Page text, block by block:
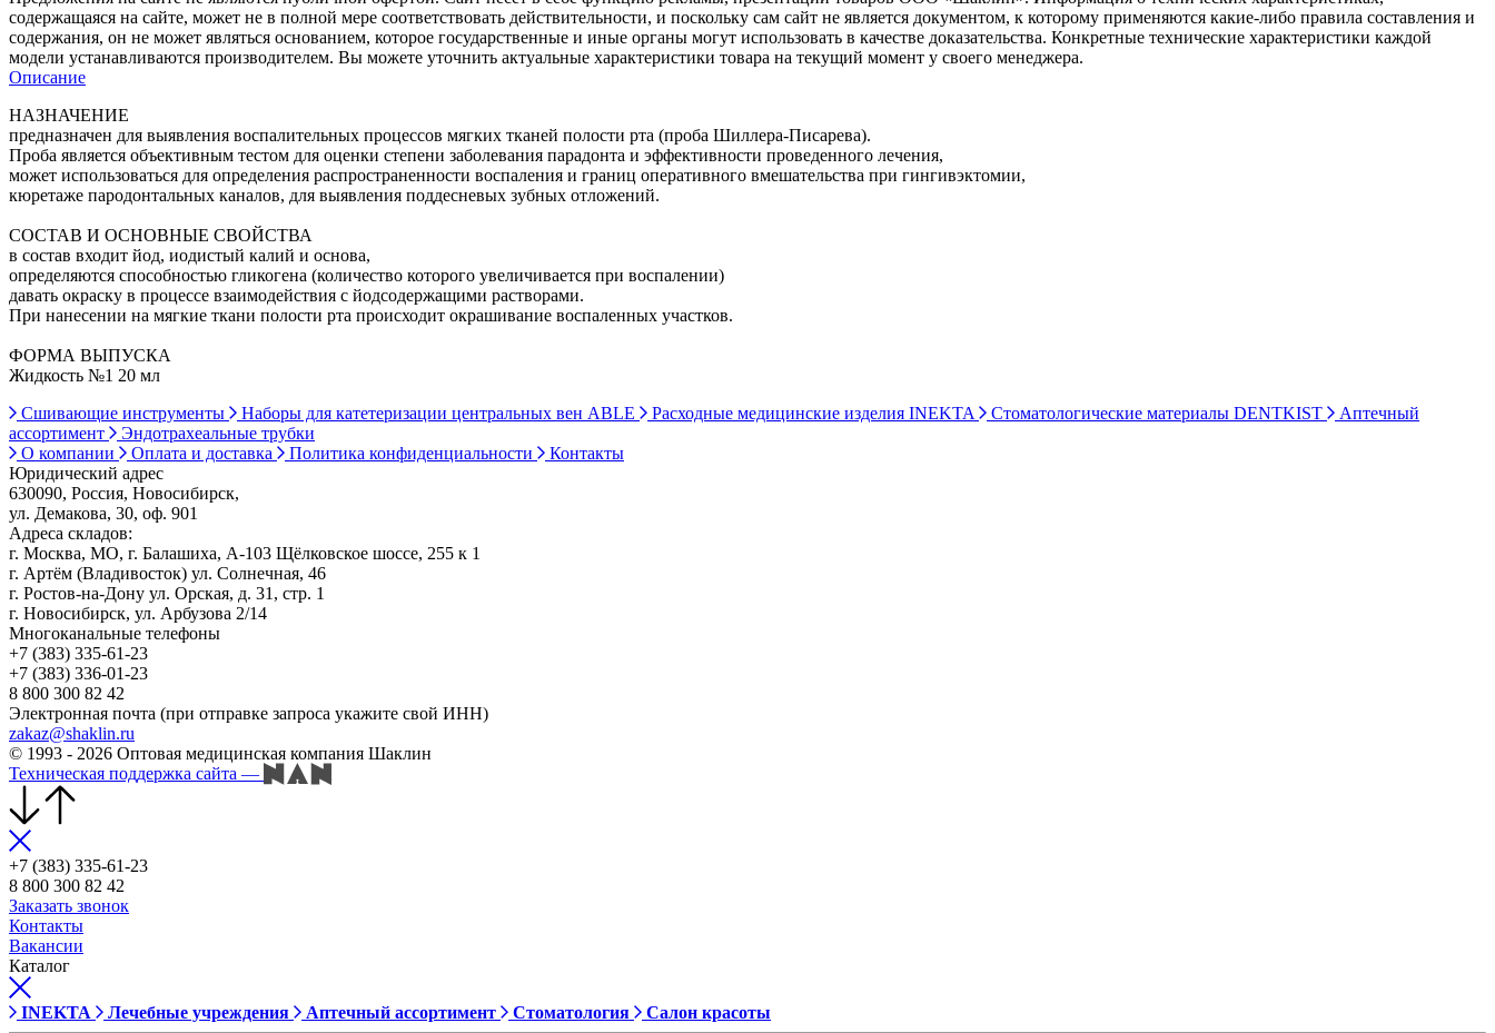
содержащаяся на сайте, может не в полной мере соответствовать действительности, и поскольку сам сайт не является документом, к которому применяются какие-либо правила составления и
содержания, он не может являться основанием, которое государственные и иные органы могут использовать в качестве доказательства. Конкретные технические характеристики каждой
модели устанавливаются производителем. Вы можете уточнить актуальные характеристики товара на текущий момент у своего менеджера.
Описание
НАЗНАЧЕНИЕ
предназначен для выявления воспалительных процессов мягких тканей полости рта (проба Шиллера-Писарева).
Проба является объективным тестом для оценки степени заболевания парадонта и эффективности проведенного лечения,
может использоваться для определения распространенности воспаления и границ оперативного вмешательства при гингивэктомии,
кюретаже пародонтальных каналов, для выявления поддесневых зубных отложений.
СОСТАВ И ОСНОВНЫЕ СВОЙСТВА
в состав входит йод, иодистый калий и основа,
определяются способностью гликогена (количество которого увеличивается при воспалении)
давать окраску в процессе взаимодействия с йодсодержащими растворами.
При нанесении на мягкие ткани полости рта происходит окрашивание воспаленных участков.
ФОРМА ВЫПУСКА
Жидкость №1 20 мл
Сшивающие инструменты
Наборы для катетеризации центральных вен ABLE Расходные медицинские изделия INEKTA Стоматологические материалы DENTKIST
Аптечный
ассортимент
Эндотрахеальные трубки
О компании
Оплата и доставка Политика конфиденциальности
Контакты
Юридический адрес
630090, Россия, Новосибирск,
ул. Демакова, 30, оф. 901
Адреса складов:
г. Москва, МО, г. Балашиха, А-103 Щёлковское шоссе, 255 к 1
г. Артём (Владивосток) ул. Солнечная, 46
г. Ростов-на-Дону ул. Орская, д. 31, стр. 1
г. Новосибирск, ул. Арбузова 2/14
Многоканальные телефоны
+7 (383) 335-61-23
+7 (383) 336-01-23
8 800 300 82 42
Электронная почта (при отправке запроса укажите свой ИНН)
zakaz@shaklin.ru
© 1993 - 2026 Оптовая медицинская компания Шаклин
Техническая поддержка сайта —
+7 (383) 335-61-23
8 800 300 82 42
Заказать звонок
Контакты
Вакансии
Каталог
INEKTA Лечебные учреждения Аптечный ассортимент Стоматология Салон красоты